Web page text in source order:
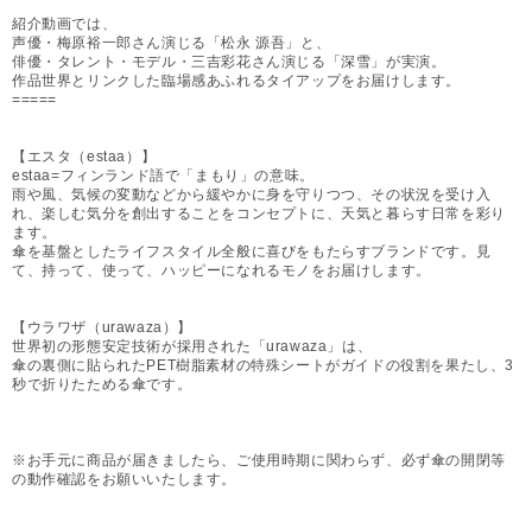
紹介動画では、
声優・梅原裕一郎さん演じる「松永 源吾」と、
俳優・タレント・モデル・三吉彩花さん演じる「深雪」が実演。
作品世界とリンクした臨場感あふれるタイアップをお届けします。
=====
【エスタ（estaa）】
estaa=フィンランド語で「まもり」の意味。
雨や風、気候の変動などから緩やかに身を守りつつ、その状況を受け入
れ、楽しむ気分を創出することをコンセプトに、天気と暮らす日常を彩り
ます。
傘を基盤としたライフスタイル全般に喜びをもたらすブランドです。見
て、持って、使って、ハッピーになれるモノをお届けします。
【ウラワザ（urawaza）】
世界初の形態安定技術が採用された「urawaza」は、
傘の裏側に貼られたPET樹脂素材の特殊シートがガイドの役割を果たし、3
秒で折りたためる傘です。
※お手元に商品が届きましたら、ご使用時期に関わらず、必ず傘の開閉等
の動作確認をお願いいたします。